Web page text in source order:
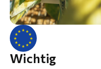
Wichtig